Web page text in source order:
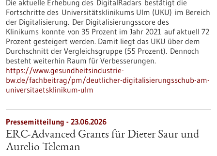
Die aktuelle Erhebung des DigitalRadars bestätigt die
Fortschritte des Universitätsklinikums Ulm (UKU) im Bereich
der Digitalisierung. Der Digitalisierungsscore des
Klinikums konnte von 35 Prozent im Jahr 2021 auf aktuell 72
Prozent gesteigert werden. Damit liegt das UKU über dem
Durchschnitt der Vergleichsgruppe (55 Prozent). Dennoch
besteht weiterhin Raum für Verbesserungen.
https://www.gesundheitsindustrie-
bw.de/fachbeitrag/pm/deutlicher-digitalisierungsschub-am-
universitaetsklinikum-ulm
Pressemitteilung - 23.06.2026
ERC-Advanced Grants für Dieter Saur und
Aurelio Teleman